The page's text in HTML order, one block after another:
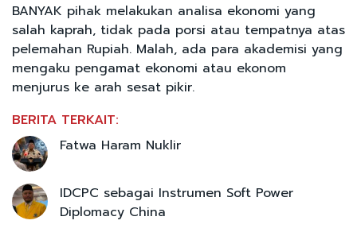
BANYAK pihak melakukan analisa ekonomi yang
salah kaprah, tidak pada porsi atau tempatnya atas
pelemahan Rupiah. Malah, ada para akademisi yang
mengaku pengamat ekonomi atau ekonom
menjurus ke arah sesat pikir.
BERITA TERKAIT:
Fatwa Haram Nuklir
IDCPC sebagai Instrumen Soft Power
Diplomacy China